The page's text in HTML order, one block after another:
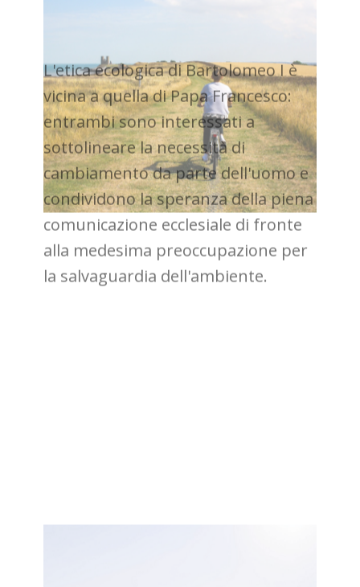
L'etica ecologica di Bartolomeo I è
vicina a quella di Papa Francesco:
entrambi sono interessati a
sottolineare la necessità di
cambiamento da parte dell'uomo e
condividono la speranza della piena